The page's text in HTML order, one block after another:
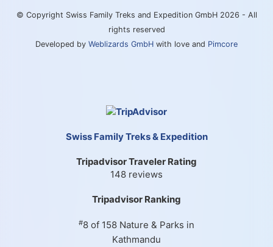
© Copyright Swiss Family Treks and Expedition GmbH 2026 - All
rights reserved
Developed by Weblizards GmbH with love and Pimcore
Swiss Family Treks & Expedition
Tripadvisor Traveler Rating
148 reviews
Tripadvisor Ranking
#8 of 158 Nature & Parks in
Kathmandu